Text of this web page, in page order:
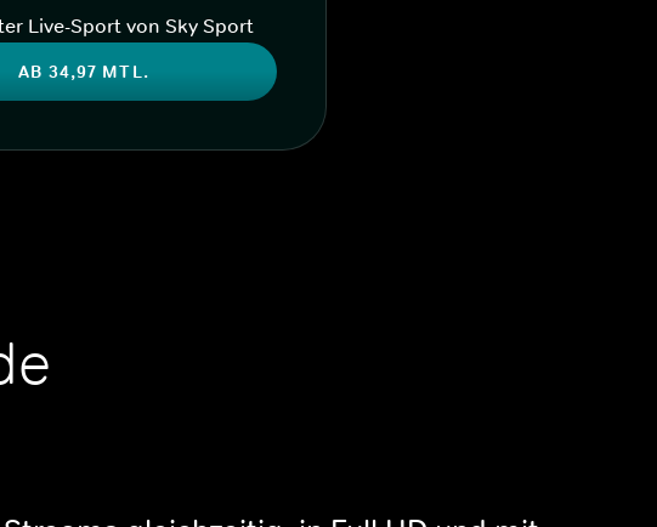
Live-Sport von Sky Sport
AB 34,97 MTL.